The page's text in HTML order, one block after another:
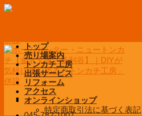
Skip
トップ
売り場案内
トンカチ工房
出張サービス
リフォーム
アクセス
オンラインショップ
特定商取引法に基づく表記